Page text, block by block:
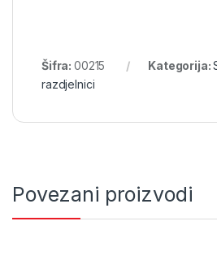
Šifra:00215 Kategorija:
razdjelnici
Povezani proizvodi